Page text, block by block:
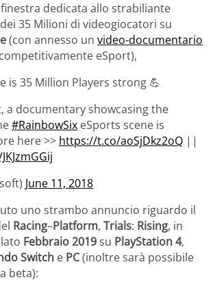
dedicata allo strabiliante
35 Milioni di videogiocatori su
(con annesso un video-documentario
eSport),
is 35 Million Players strong 💪
a documentary showcasing the
#RainbowSix eSports scene is
here >> https://t.co/aoSjDkz2oQ ||
June 11, 2018
uno strambo annuncio riguardo il
Racing–Platform, Trials: Rising, in
Febbraio 2019su PlayStation 4,
Switch e PC(inoltre sarà possibile
beta):